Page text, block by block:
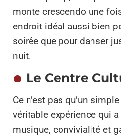
monte crescendo une
endroit idéal aussi bien
soirée que pour danser
nuit.
Le Centre
Ce n’est pas qu’un
véritable expérience qui
musique, convivialité et